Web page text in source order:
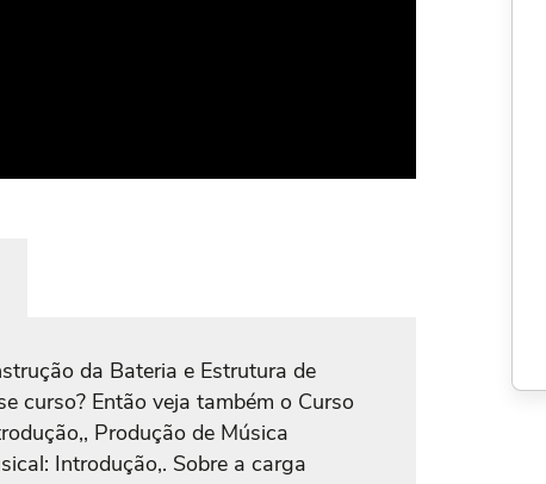
da Bateria e Estrutura de
curso? Então veja também o Curso
Produção de Música
Introdução,. Sobre a carga